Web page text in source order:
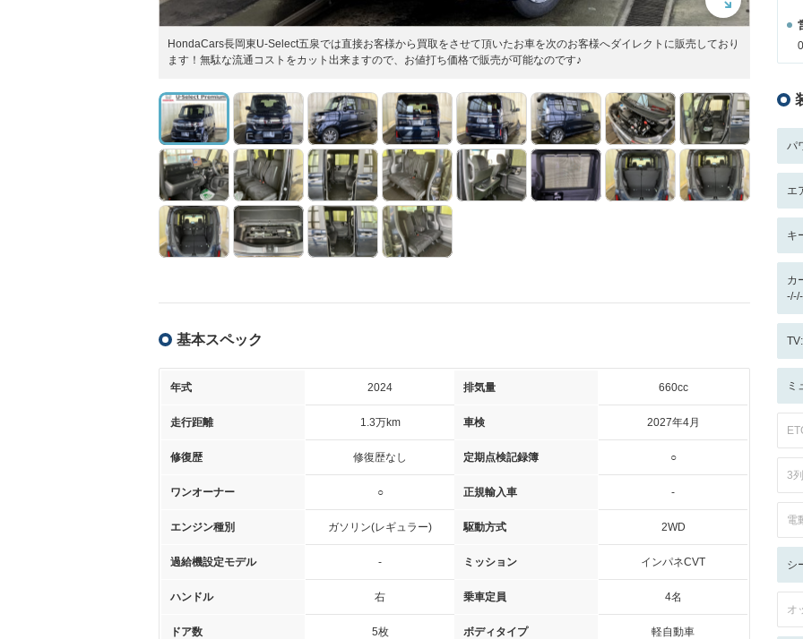
HondaCars長岡東U-Select五泉では直接お客様から買取をさせて頂いたお車を次のお客様へダイレクトに販売しており
ます！無駄な流通コストをカット出来ますので、お値打ち価格で販売が可能なのです♪
基本スペック
年式 2024 排気量 660cc
走行距離 1.3万km 車検 2027年4月
修復歴 修復歴なし 定期点検記録簿 ○
ワンオーナー ○ 正規輸入車 -
エンジン種別 ガソリン(レギュラー) 駆動方式 2WD
過給機設定モデル - ミッション インパネCVT
ハンドル 右 乗車定員 4名
ドア数 5枚 ボディタイプ 軽自動車
パ
エ
キ
カ
ミ
3
電
シ
オ